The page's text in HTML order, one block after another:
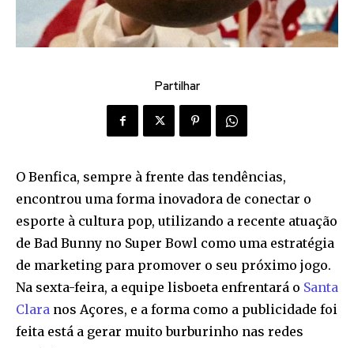
Partilhar
O Benfica, sempre à frente das tendências,
encontrou uma forma inovadora de conectar o
esporte à cultura pop, utilizando a recente atuação
de Bad Bunny no Super Bowl como uma estratégia
de marketing para promover o seu próximo jogo.
Na sexta-feira, a equipe lisboeta enfrentará o Santa
Clara nos Açores, e a forma como a publicidade foi
feita está a gerar muito burburinho nas redes